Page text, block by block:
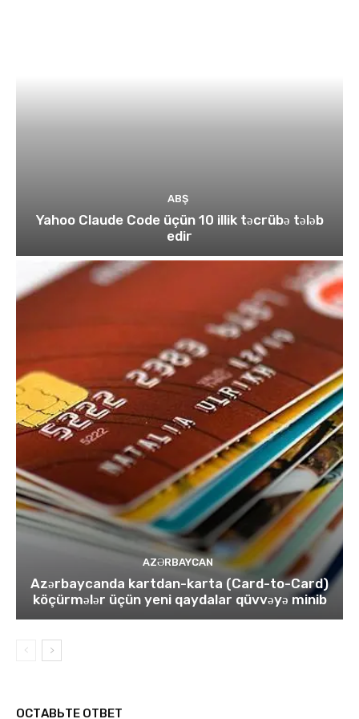
ABŞ
Yahoo Claude Code üçün 10 illik təcrübə tələb
edir
AZƏRBAYCAN
Azərbaycanda kartdan-karta (Card-to-Card)
köçürmələr üçün yeni qaydalar qüvvəyə minib
ОСТАВЬТЕ ОТВЕТ